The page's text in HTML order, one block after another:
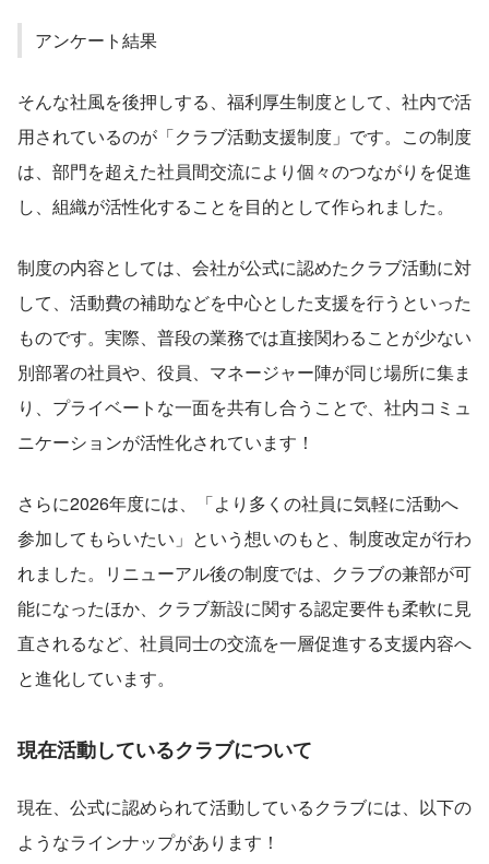
アンケート結果
そんな社風を後押しする、福利厚生制度として、社内で活
用されているのが「クラブ活動支援制度」です。この制度
は、部門を超えた社員間交流により個々のつながりを促進
し、組織が活性化することを目的として作られました。
制度の内容としては、会社が公式に認めたクラブ活動に対
して、活動費の補助などを中心とした支援を行うといった
ものです。実際、普段の業務では直接関わることが少ない
別部署の社員や、役員、マネージャー陣が同じ場所に集ま
り、プライベートな一面を共有し合うことで、社内コミュ
ニケーションが活性化されています！
さらに2026年度には、「より多くの社員に気軽に活動へ
参加してもらいたい」という想いのもと、制度改定が行わ
れました。リニューアル後の制度では、クラブの兼部が可
能になったほか、クラブ新設に関する認定要件も柔軟に見
直されるなど、社員同士の交流を一層促進する支援内容へ
と進化しています。
現在活動しているクラブについて
現在、公式に認められて活動しているクラブには、以下の
ようなラインナップがあります！